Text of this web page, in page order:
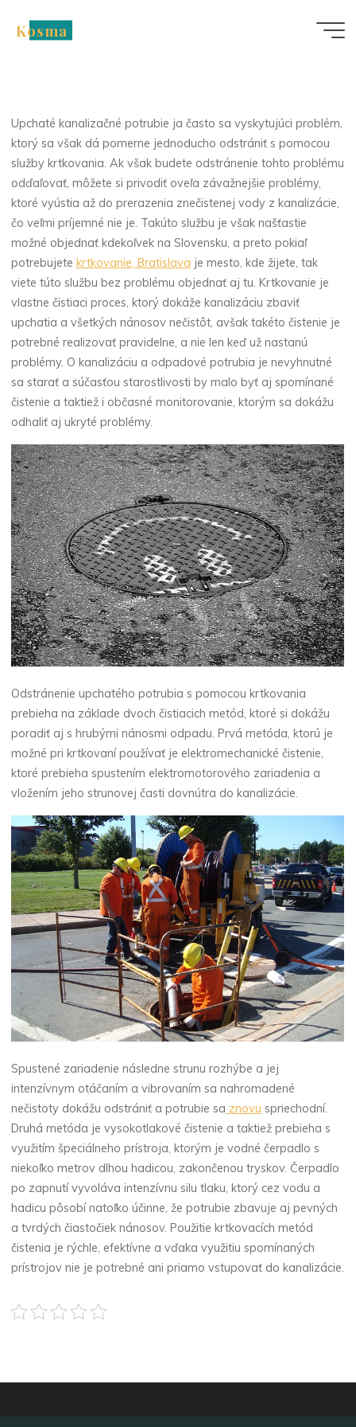
Kosma
a blízkom okolí
Upchaté kanalizačné potrubie ja často sa vyskytujúci problém,
ktorý sa však dá pomerne jednoducho odstrániť s pomocou
služby krtkovania. Ak však budete odstránenie tohto problému
odďaľovať, môžete si privodiť oveľa závažnejšie problémy,
ktoré vyústia až do prerazenia znečistenej vody z kanalizácie,
čo veľmi príjemné nie je. Takúto službu je však našťastie
možné objednať kdekoľvek na Slovensku, a preto pokiaľ
potrebujetekrtkovanie, Bratislava je mesto, kde žijete, tak
viete túto službu bez problému objednať aj tu. Krtkovanie je
vlastne čistiaci proces, ktorý dokáže kanalizáciu zbaviť
upchatia a všetkých nánosov nečistôt, avšak takéto čistenie je
potrebné realizovať pravidelne, a nie len keď už nastanú
problémy. O kanalizáciu a odpadové potrubia je nevyhnutné
sa starať a súčasťou starostlivosti by malo byť aj spomínané
čistenie a taktiež i občasné monitorovanie, ktorým sa dokážu
odhaliť aj ukryté problémy.
Odstránenie upchatého potrubia s pomocou krtkovania
prebieha na základe dvoch čistiacich metód, ktoré si dokážu
poradiť aj s hrubými nánosmi odpadu. Prvá metóda, ktorú je
možné pri krtkovaní používať je elektromechanické čistenie,
ktoré prebieha spustením elektromotorového zariadenia a
vložením jeho strunovej časti dovnútra do kanalizácie.
Spustené zariadenie následne strunu rozhýbe a jej
intenzívnym otáčaním a vibrovaním sa nahromadené
nečistoty dokážu odstrániť a potrubie sa znovu spriechodní.
Druhá metóda je vysokotlakové čistenie a taktiež prebieha s
využitím špeciálneho prístroja, ktorým je vodné čerpadlo s
niekoľko metrov dlhou hadicou, zakončenou tryskov. Čerpadlo
po zapnutí vyvoláva intenzívnu silu tlaku, ktorý cez vodu a
hadicu pôsobí natoľko účinne, že potrubie zbavuje aj pevných
a tvrdých čiastočiek nánosov. Použitie krtkovacích metód
čistenia je rýchle, efektívne a vďaka využitiu spomínaných
prístrojov nie je potrebné ani priamo vstupovať do kanalizácie.